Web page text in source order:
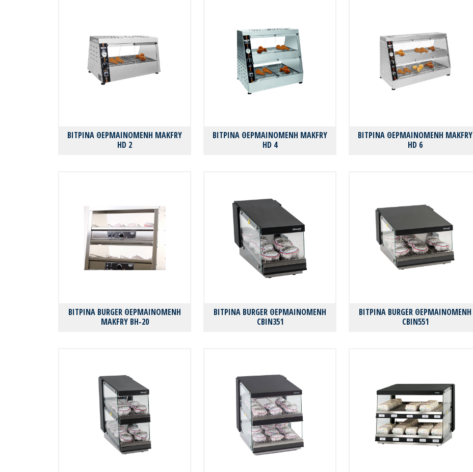
ΒΙΤΡΙΝΑ ΘΕΡΜΑΙΝΟΜΕΝΗ MAKFRY
HD 2
ΒΙΤΡΙΝΑ ΘΕΡΜΑΙΝΟΜΕΝΗ MAKFRY
HD 4
ΒΙΤΡΙΝΑ ΘΕΡΜΑΙΝΟΜΕΝΗ MAKFRY
HD 6
ΒΙΤΡΙΝΑ BURGER ΘΕΡΜΑΙΝΟΜΕΝΗ
MAKFRY BH-20
ΒΙΤΡΙΝΑ BURGER ΘΕΡΜΑΙΝΟΜΕΝΗ
CBIN351
ΒΙΤΡΙΝΑ BURGER ΘΕΡΜΑΙΝΟΜΕΝΗ
CBIN551